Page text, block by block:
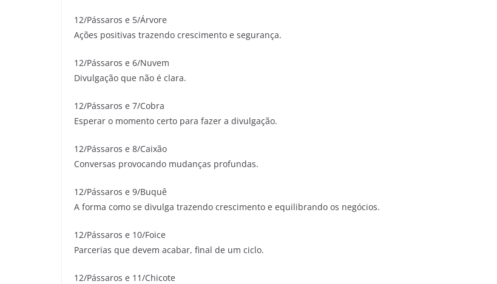
12/Pássaros e 5/Árvore
Ações positivas trazendo crescimento e segurança.
12/Pássaros e 6/Nuvem
Divulgação que não é clara.
12/Pássaros e 7/Cobra
Esperar o momento certo para fazer a divulgação.
12/Pássaros e 8/Caixão
Conversas provocando mudanças profundas.
12/Pássaros e 9/Buquê
A forma como se divulga trazendo crescimento e equilibrando os negócios.
12/Pássaros e 10/Foice
Parcerias que devem acabar, final de um ciclo.
12/Pássaros e 11/Chicote